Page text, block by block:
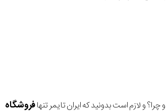
چرا؟ و لازم است بدونید که ایران تایمر تنهافروشگاه